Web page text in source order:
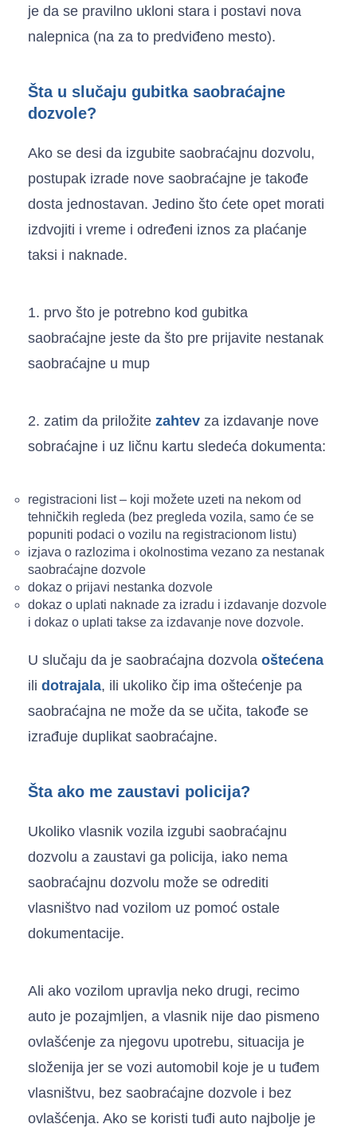
je da se pravilno ukloni stara i postavi nova
nalepnica (na za to predviđeno mesto).
Šta u slučaju gubitka saobraćajne
dozvole?
Ako se desi da izgubite saobraćajnu dozvolu,
postupak izrade nove saobraćajne je takođe
dosta jednostavan. Jedino što ćete opet morati
izdvojiti i vreme i određeni iznos za plaćanje
taksi i naknade.
1. prvo što je potrebno kod gubitka
saobraćajne jeste da što pre prijavite nestanak
saobraćajne u mup
2. zatim da priložite zahtev za izdavanje nove
sobraćajne i uz ličnu kartu sledeća dokumenta:
registracioni list – koji možete uzeti na nekom od
tehničkih regleda (bez pregleda vozila, samo će se
popuniti podaci o vozilu na registracionom listu)
izjava o razlozima i okolnostima vezano za nestanak
saobraćajne dozvole
dokaz o prijavi nestanka dozvole
dokaz o uplati naknade za izradu i izdavanje dozvole
i dokaz o uplati takse za izdavanje nove dozvole.
U slučaju da je saobraćajna dozvola oštećena
ili dotrajala, ili ukoliko čip ima oštećenje pa
saobraćajna ne može da se učita, takođe se
izrađuje duplikat saobraćajne.
Šta ako me zaustavi policija?
Ukoliko vlasnik vozila izgubi saobraćajnu
dozvolu a zaustavi ga policija, iako nema
saobraćajnu dozvolu može se odrediti
vlasništvo nad vozilom uz pomoć ostale
dokumentacije.
Ali ako vozilom upravlja neko drugi, recimo
auto je pozajmljen, a vlasnik nije dao pismeno
ovlašćenje za njegovu upotrebu, situacija je
složenija jer se vozi automobil koje je u tuđem
vlasništvu, bez saobraćajne dozvole i bez
ovlašćenja. Ako se koristi tuđi auto najbolje je